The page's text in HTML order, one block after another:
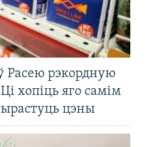
Расею рэкордную
хопіць яго самім
цэны